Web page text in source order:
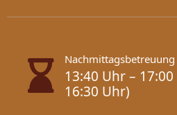
Nachmittagsbetreuung
13:40 Uhr –
16:30 Uhr)